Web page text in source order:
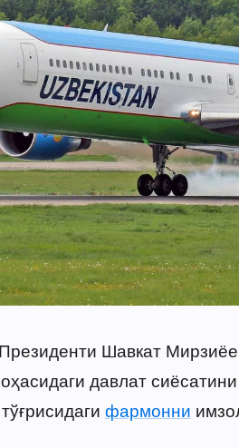
Шавкат
давлат
фармонни